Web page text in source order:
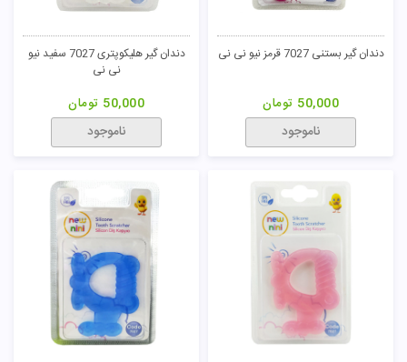
دندان گیر بستنی 7027 قرمز نیو نی نی
50,000 تومان
ناموجود
دندان گیر هلیکوپتری 7027 سفید نیو
نی نی
50,000 تومان
ناموجود